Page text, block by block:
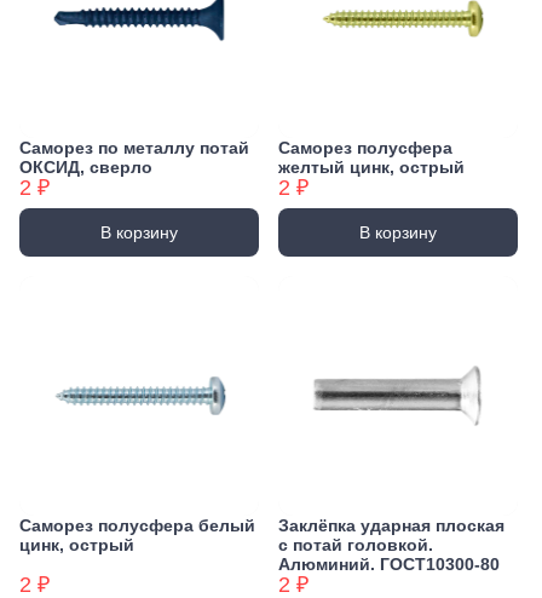
Саморез по металлу потай
ОКСИД, сверло
2 ₽
В корзину
Саморез полусфера
желтый цинк, острый
2 ₽
В корзину
Саморез полусфера белый
цинк, острый
2 ₽
Заклёпка ударная плоская
с потай головкой.
Алюминий. ГОСТ10300-80
2 ₽